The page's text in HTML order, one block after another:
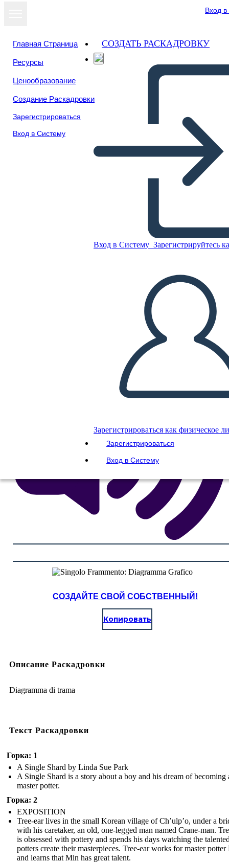
Вход
Главная Страница
Ресурсы
Ценообразование
Создание Раскадровки
Зарегистрироваться
Вход в Систему
СОЗДАТЬ РАСКАДРОВКУ
Вход в Систему Зарегистрируйтесь
Зарегистрироваться как физическое
Зарегистрироваться
Вход в Систему
Singolo Frammento:
Diagramma Grafico
Скопируйте эту раскадровку
СОЗДАТЬ РАСКАДРОВКУ
ВОСПРОИЗВЕСТИ СЛАЙД-ШОУ
ПОЧИТАЙ МНЕ
СОЗДАЙТЕ СВОЙ СОБСТВЕННЫЙ!
Копировать
Описание Раскадровки
Diagramma di trama
Текст Раскадровки
Горка: 1
A Single Shard by Linda Sue Park
A Single Shard is a story about a boy and his dream of becoming
master potter.
Горка: 2
EXPOSITION
Tree-ear lives in the small Korean village of Ch’ulp’o, under a
with his caretaker, an old, one-legged man named Crane-man.
is obsessed with pottery and spends his days watching the
potters create their masterpieces. Tree-ear works for master
and learns that Min has great talent.